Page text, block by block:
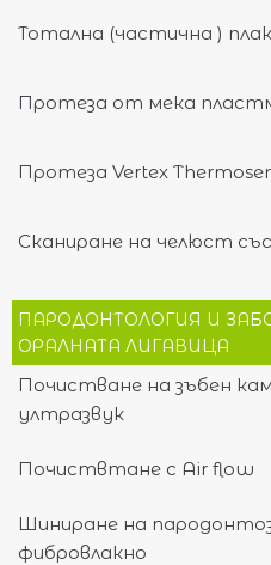
Тотална (частична )
Протеза от мека
Протеза Vertex
Сканиране на челюст
ПАРОДОНТОЛОГИЯ И
ОРАЛНАТА ЛИГАВИЦА
Почистване на зъбен
ултразвук
Почиствтане с Air flow
Шиниране на
фибровлакно